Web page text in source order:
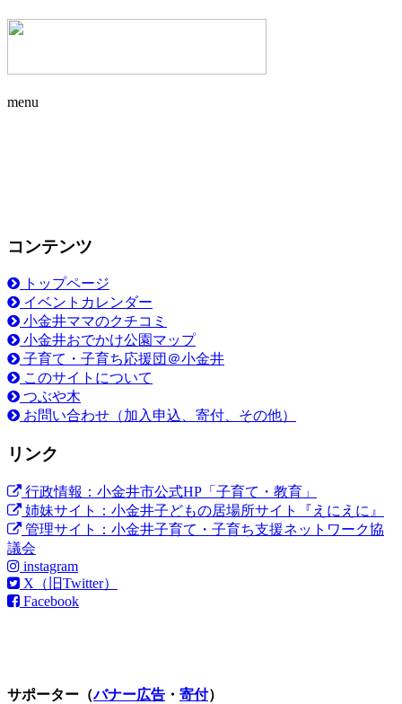
menu
コンテンツ
トップページ
イベントカレンダー
小金井ママのクチコミ
小金井おでかけ公園マップ
子育て・子育ち応援団＠小金井
このサイトについて
つぶや木
お問い合わせ（加入申込、寄付、その他）
リンク
行政情報：小金井市公式HP「子育て・教育」
姉妹サイト：小金井子どもの居場所サイト『えにえに』
管理サイト：小金井子育て・子育ち支援ネットワーク協
議会
instagram
X（旧Twitter）
Facebook
サポーター（バナー広告 ・ 寄付）